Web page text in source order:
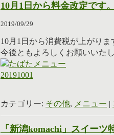
10月1日から料金改定です
2019/09/29
10月1日から消費税が上がり
今後ともよろしくお願いいた
カテゴリー: その他, メニュー |
「新潟komachi」スイーツ